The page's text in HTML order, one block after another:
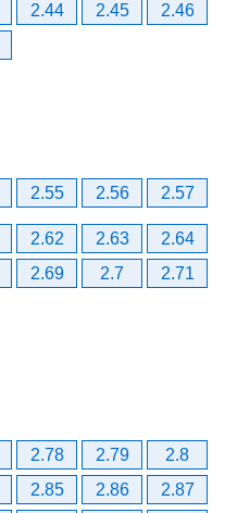
2.44 2.45
2.46
2.55 2.56 2.57
2.62 2.63
2.64
2.69 2.7
2.71
2.78 2.79
2.8
2.85 2.86 2.87